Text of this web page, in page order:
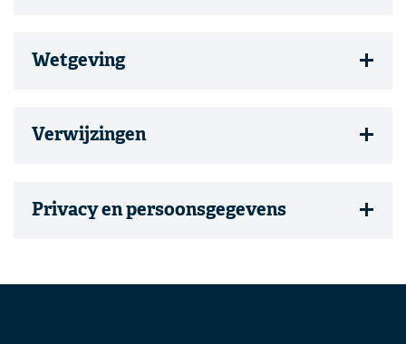
Wetgeving
Verwijzingen
Privacy en persoonsgegevens